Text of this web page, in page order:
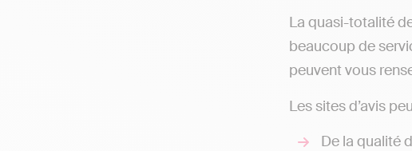
La quasi-totalité
beaucoup de
peuvent vous
Les sites d’avis
De la qualité